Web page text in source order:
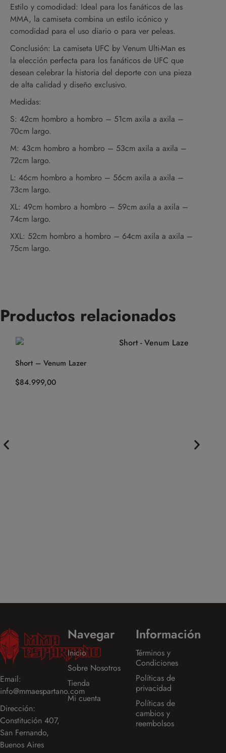
Estilo y comodidad: Ideal para los fanáticos de las
MMA, la camiseta combina un estilo icónico y
comodidad para el uso diario o para ver peleas.
Conclusión: La camiseta UFC by Venum Ulti-Man es
la elección perfecta para los fanáticos de UFC que
desean celebrar la historia del deporte con una pieza
de alta calidad y diseño exclusivo.
Medidas:
S: 42cm hombro a hombro – 51cm axila a axila –
70cm largo.
M: 43cm hombro a hombro – 53cm axila a axila –
72cm largo.
L: 46cm hombro a hombro – 56cm axila a axila –
73cm largo.
XL: 49cm hombro a hombro – 59cm axila a axila –
74cm largo.
XXL: 52cm hombro a hombro – 64cm axila a axila –
75cm largo.
Productos relacionados
Short – Venum Lazer
$84.999,00
Email:
info@mmaespartano.com
Dirección:
Constitución 407,
San Fernando,
Buenos Aires
Navegar
Inicio
Sobre Nosotros
Tienda
Mi cuenta
Información
Términos y
Condiciones
Políticas de
privacidad
Políticas de
cambios y
reembolsos